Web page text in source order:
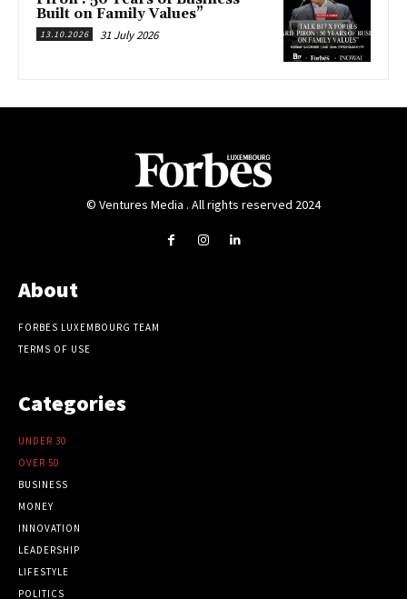
Built on Family Values”
13.10.2026 31 July 2026
© Ventures Media . All rights reserved 2024
About
FORBES LUXEMBOURG TEAM
TERMS OF USE
Categories
UNDER 30
OVER 50
BUSINESS
MONEY
INNOVATION
LEADERSHIP
LIFESTYLE
POLITICS